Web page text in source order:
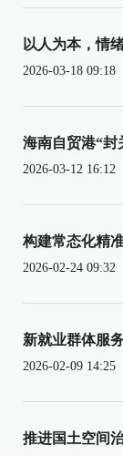
以人为本，情
2026-03-18 09:18
海南自贸港“封
2026-03-12 16:12
构建常态化精
2026-02-24 09:32
新就业群体服
2026-02-09 14:25
推进国土空间